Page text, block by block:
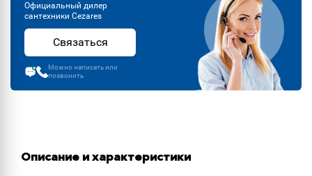
Официальный дилер
сантехники Cezares
Связаться
Можно написать или
позвонить
Описание и характеристики